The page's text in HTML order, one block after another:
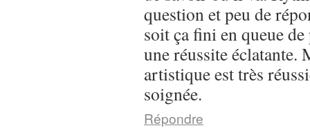
question et peu de
soit ça fini en queue
une réussite éclatante.
artistique est très
soignée.
Répondre